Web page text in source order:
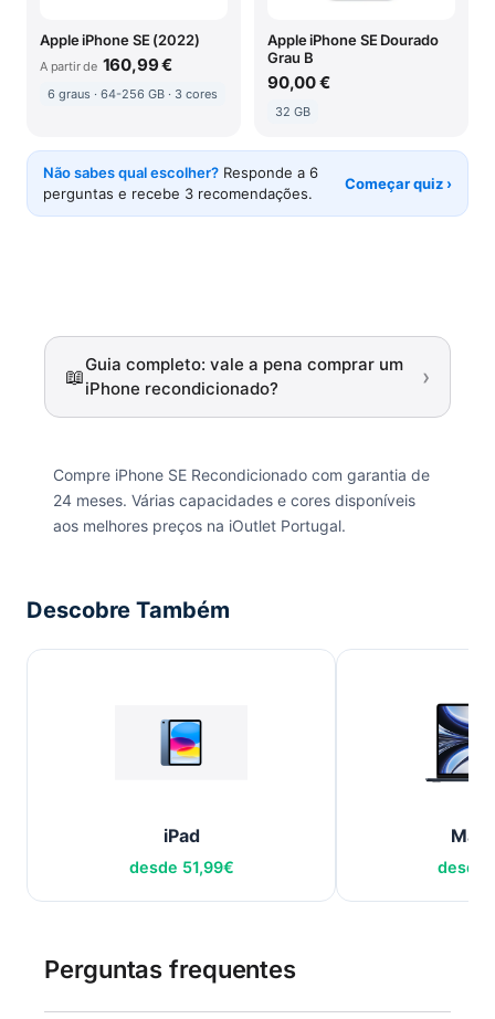
Apple iPhone SE (2022)
A partir de 160,99 €
6 graus · 64-256 GB · 3 cores
Apple iPhone SE Dourado
Grau B
90,00 €
32 GB
Não sabes qual escolher? Responde a 6
perguntas e recebe 3 recomendações.
Começar quiz ›
📖
Guia completo: vale a pena comprar um
iPhone recondicionado?
›
Compre iPhone SE Recondicionado com garantia de
24 meses. Várias capacidades e cores disponíveis
aos melhores preços na iOutlet Portugal.
Descobre Também
iPad
desde 51,99€ desde
Perguntas frequentes